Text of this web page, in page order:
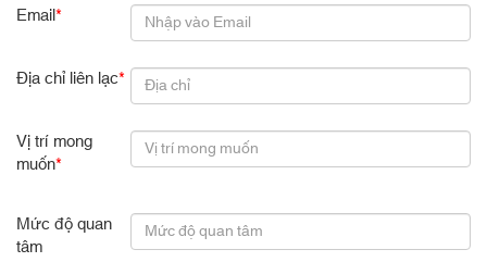
Email*
Địa chỉ liên lạc*
Vị trí mong
muốn*
Mức độ quan
tâm